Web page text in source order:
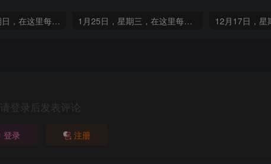
12月25日，星期日，在这里每天60秒读懂世界！ 1月25日，星期三，在这里每天60秒读懂世界！
请登录后发表评论
登录 注册